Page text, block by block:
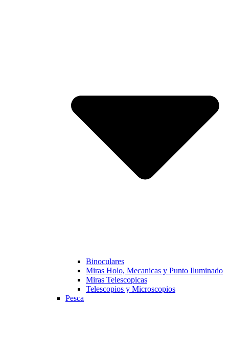
Binoculares
Miras Holo, Mecanicas y Punto Iluminado
Miras Telescopicas
Telescopios y Microscopios
Pesca